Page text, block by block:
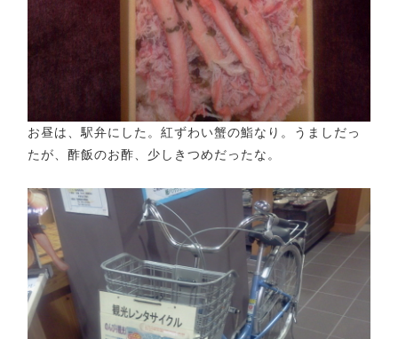
お昼は、駅弁にした。紅ずわい蟹の鮨なり。うましだっ
たが、酢飯のお酢、少しきつめだったな。